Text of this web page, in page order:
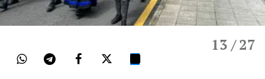
13 / 27